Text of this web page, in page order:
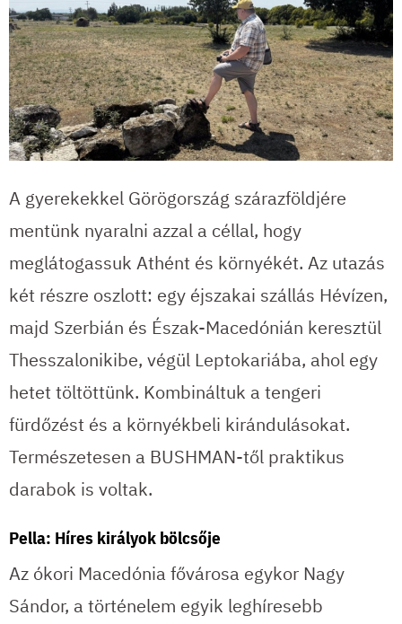
A gyerekekkel Görögország szárazföldjére
mentünk nyaralni azzal a céllal, hogy
meglátogassuk Athént és környékét. Az utazás
két részre oszlott: egy éjszakai szállás Hévízen,
majd Szerbián és Észak-Macedónián keresztül
Thesszalonikibe, végül Leptokariába, ahol egy
hetet töltöttünk. Kombináltuk a tengeri
fürdőzést és a környékbeli kirándulásokat.
Természetesen a BUSHMAN-től praktikus
darabok is voltak.
Pella: Híres királyok bölcsője
Az ókori Macedónia fővárosa egykor Nagy
Sándor, a történelem egyik leghíresebb